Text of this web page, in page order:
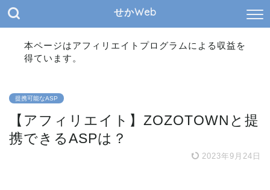
せかWeb
本ページはアフィリエイトプログラムによる収益を
得ています。
提携可能なASP
【アフィリエイト】ZOZOTOWNと提
携できるASPは？
2023年9月24日